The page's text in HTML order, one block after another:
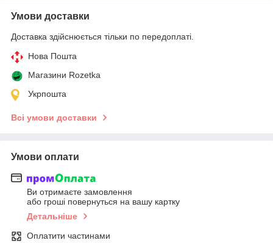
Умови доставки
Доставка здійснюється тільки по передоплаті.
Нова Пошта
Магазини Rozetka
Укрпошта
Всі умови доставки
Умови оплати
Ви отримаєте замовлення
або гроші повернуться на вашу картку
Детальніше
Оплатити частинами